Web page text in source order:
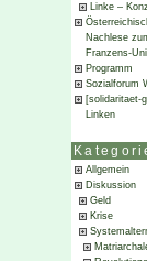
Linke –
Nachlese
Franzens-
Programm
Sozialforum
[solidaritaet-
Linken
Allgemein
Diskussion
Geld
Krise